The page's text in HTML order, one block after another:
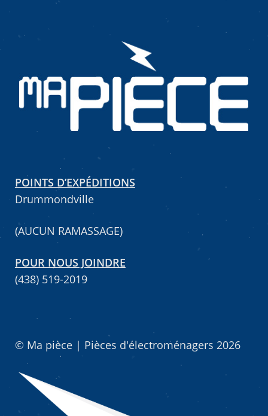
POINTS D’EXPÉDITIONS
Drummondville
(AUCUN RAMASSAGE)
POUR NOUS JOINDRE
(438) 519-2019
© Ma pièce | Pièces d'électroménagers 2026